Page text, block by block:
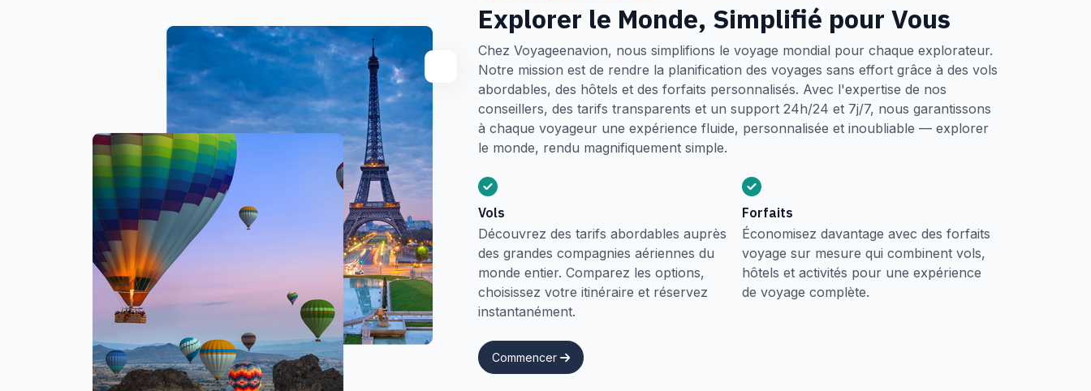
Explorer le Monde, Simplifié pour Vous
Chez Voyageenavion, nous simplifions le voyage mondial pour chaque explorateur.
Notre mission est de rendre la planification des voyages sans effort grâce à des vols
abordables, des hôtels et des forfaits personnalisés. Avec l'expertise de nos
conseillers, des tarifs transparents et un support 24h/24 et 7j/7, nous garantissons
à chaque voyageur une expérience fluide, personnalisée et inoubliable — explorer
le monde, rendu magnifiquement simple.
Vols
Découvrez des tarifs abordables auprès
des grandes compagnies aériennes du
monde entier. Comparez les options,
choisissez votre itinéraire et réservez
instantanément.
Forfaits
Économisez davantage avec des forfaits
voyage sur mesure qui combinent vols,
hôtels et activités pour une expérience
de voyage complète.
Commencer